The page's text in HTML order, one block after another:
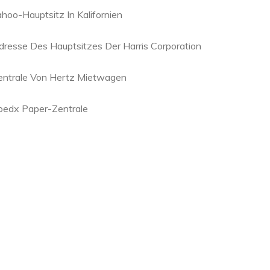
Hauptsitz In Kalifornien
Des Hauptsitzes Der Harris Corporation
Von Hertz Mietwagen
Paper-Zentrale